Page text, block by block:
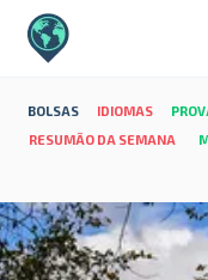
BOLSAS IDIOMAS
RESUMÃO DA SEMANA